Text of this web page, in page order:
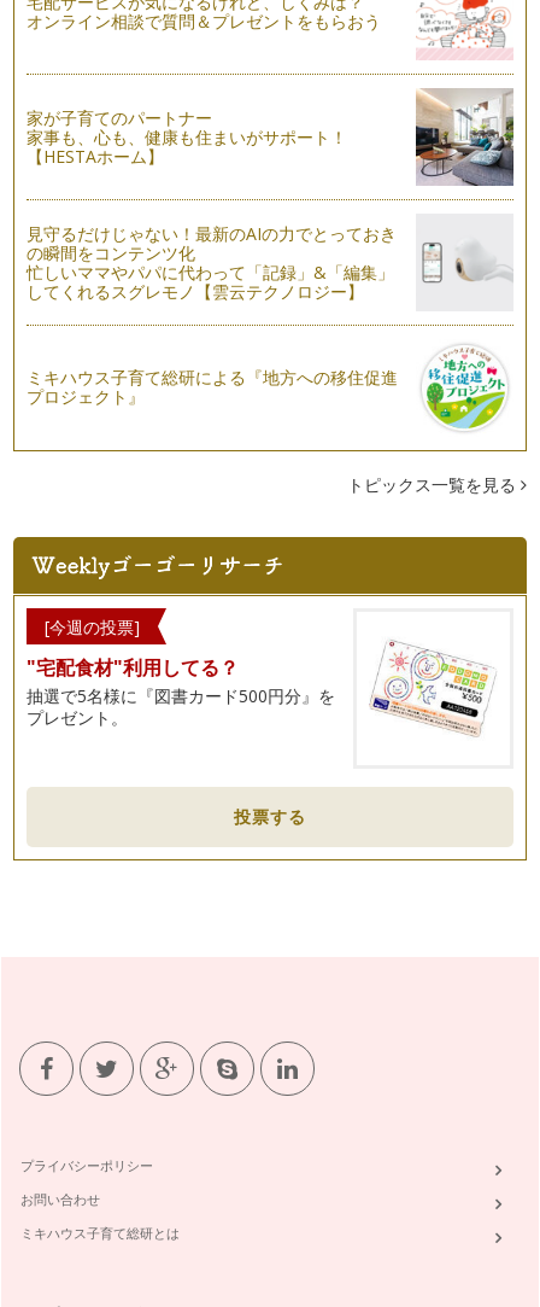
オンライン相談で質問＆プレゼントをもらおう
家が子育てのパートナー
家事も、心も、健康も住まいがサポート！
【HESTAホーム】
見守るだけじゃない！最新のAIの力でとっておき
の瞬間をコンテンツ化
忙しいママやパパに代わって「記録」&「編集」
してくれるスグレモノ【雲云テクノロジー】
ミキハウス子育て総研による『地方への移住促進
プロジェクト』
トピックス一覧を見る
[今週の投票]
"宅配食材"利用してる？
抽選で5名様に『図書カード500円分』を
プレゼント。
投票する
プライバシーポリシー
お問い合わせ
ミキハウス子育て総研とは